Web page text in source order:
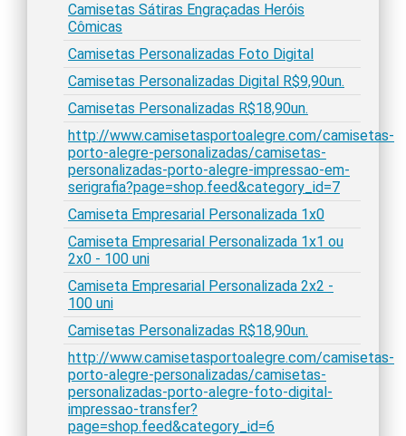
Camisetas Sátiras Engraçadas Heróis
Cômicas
Camisetas Personalizadas Foto Digital
Camisetas Personalizadas Digital R$9,90un.
Camisetas Personalizadas R$18,90un.
http://www.camisetasportoalegre.com/camisetas-
porto-alegre-personalizadas/camisetas-
personalizadas-porto-alegre-impressao-em-
serigrafia?page=shop.feed&category_id=7
Camiseta Empresarial Personalizada 1x0
Camiseta Empresarial Personalizada 1x1 ou
2x0 - 100 uni
Camiseta Empresarial Personalizada 2x2 -
100 uni
Camisetas Personalizadas R$18,90un.
http://www.camisetasportoalegre.com/camisetas-
porto-alegre-personalizadas/camisetas-
personalizadas-porto-alegre-foto-digital-
impressao-transfer?
page=shop.feed&category_id=6